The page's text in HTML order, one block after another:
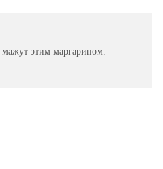
мажут этим маргарином.